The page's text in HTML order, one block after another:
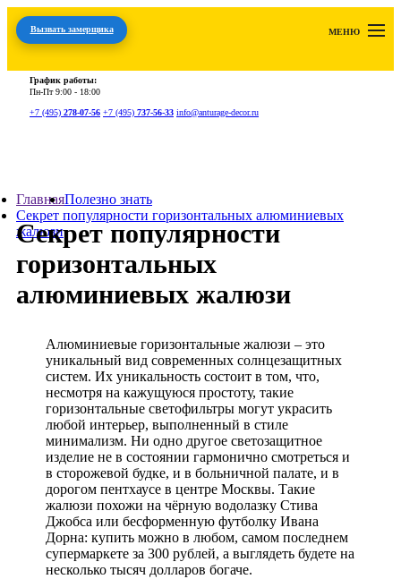
Вызвать замерщика МЕНЮ
График работы:
Пн-Пт9:00 - 18:00
+7 (495) 278-07-56 +7 (495) 737-56-33 info@anturage-decor.ru
ГлавнаяПолезно знать
Секрет популярности горизонтальных алюминиевых
жалюзи
Секрет популярности
горизонтальных
алюминиевых жалюзи
Алюминиевые горизонтальные жалюзи – это
уникальный вид современных солнцезащитных
систем. Их уникальность состоит в том, что,
несмотря на кажущуюся простоту, такие
горизонтальные светофильтры могут украсить
любой интерьер, выполненный в стиле
минимализм. Ни одно другое светозащитное
изделие не в состоянии гармонично смотреться и
в сторожевой будке, и в больничной палате, и в
дорогом пентхаусе в центре Москвы. Такие
жалюзи похожи на чёрную водолазку Стива
Джобса или бесформенную футболку Ивана
Дорна: купить можно в любом, самом последнем
супермаркете за 300 рублей, а выглядеть будете на
несколько тысяч долларов богаче.